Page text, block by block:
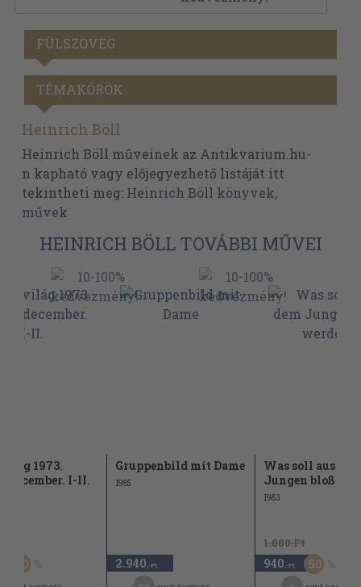
FÜLSZÖVEG
TÉMAKÖRÖK
Heinrich Böll
Heinrich Böll műveinek az Antikvarium.hu-
n kapható vagy előjegyezhető listáját itt
tekintheti meg: Heinrich Böll könyvek,
művek
HEINRICH BÖLL TOVÁBBI MŰVEI
1973.
december. I-II.
50
Gruppenbild mit Dame
1985
2.940 ,-Ft
Was soll aus dem
Jungen bloß
1983
1.880 Ft
940 ,-Ft 50